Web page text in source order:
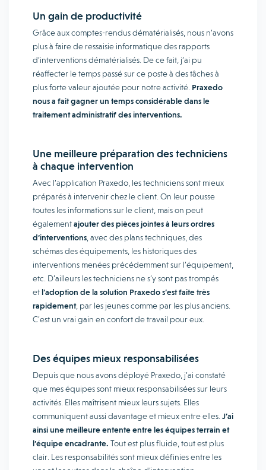
Un gain de productivité
Grâce aux comptes-rendus dématérialisés, nous n’avons
plus à faire de ressaisie informatique des rapports
d’interventions dématérialisés. De ce fait, j’ai pu
réaffecter le temps passé sur ce poste à des tâches à
plus forte valeur ajoutée pour notre activité. Praxedo
nous a fait gagner un temps considérable dans le
traitement administratif des interventions.
Une meilleure préparation des techniciens
à chaque intervention
Avec l’application Praxedo, les techniciens sont mieux
préparés à intervenir chez le client. On leur pousse
toutes les informations sur le client, mais on peut
égalementajouter des pièces jointes à leurs ordres
d’interventions , avec des plans techniques, des
schémas des équipements, les historiques des
interventions menées précédemment sur l’équipement,
etc. D’ailleurs les techniciens ne s’y sont pas trompés
etl’adoption de la solution Praxedo s’est faite très
rapidement, par les jeunes comme par les plus anciens.
C’est un vrai gain en confort de travail pour eux.
Des équipes mieux responsabilisées
Depuis que nous avons déployé Praxedo, j’ai constaté
que mes équipes sont mieux responsabilisées sur leurs
activités. Elles maîtrisent mieux leurs sujets. Elles
communiquent aussi davantage et mieux entre elles. J’ai
ainsi une meilleure entente entre les équipes terrain et
l’équipe encadrante. Tout est plus fluide, tout est plus
clair. Les responsabilités sont mieux définies entre les